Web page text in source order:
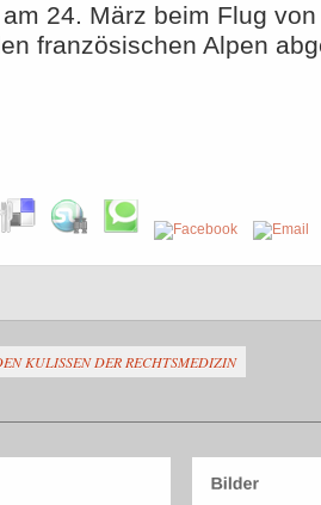
24. März beim Flug
französischen Alpen
KULISSEN DER RECHTSMEDIZIN